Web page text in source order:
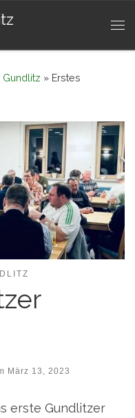
» Erstes
März 13, 2023
ers­te Gund­lit­zer